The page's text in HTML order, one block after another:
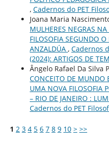
, Cadernos do PET
Joana Maria
MULHERES NEGRAS
FILOSOFIA SEGUNDO
ANZALDÚA , Cadernos
(2024): ARTIGOS DE
Ângelo Rafael Da Silva
CONCEITO DE MUNDO
UMA NOVA FILOSOFIA
– RIO DE JANEIRO :
Cadernos do PET
1 2 3 4 5 6 7 8 9 10 > >>